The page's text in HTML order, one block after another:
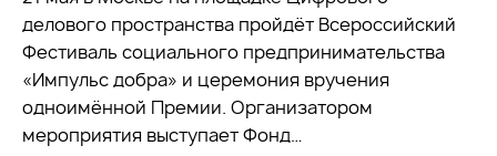
делового пространства пройдёт Всероссийский
Фестиваль социального предпринимательства
«Импульс добра» и церемония вручения
одноимённой Премии. Организатором
мероприятия выступает Фонд…